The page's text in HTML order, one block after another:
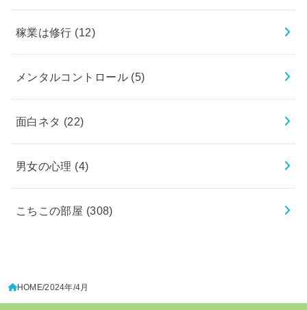
稼業は修行 (12)
メンタルコントロール (5)
面白ネタ (22)
男女の心理 (4)
こちこの部屋 (308)
HOME 2024年 4月